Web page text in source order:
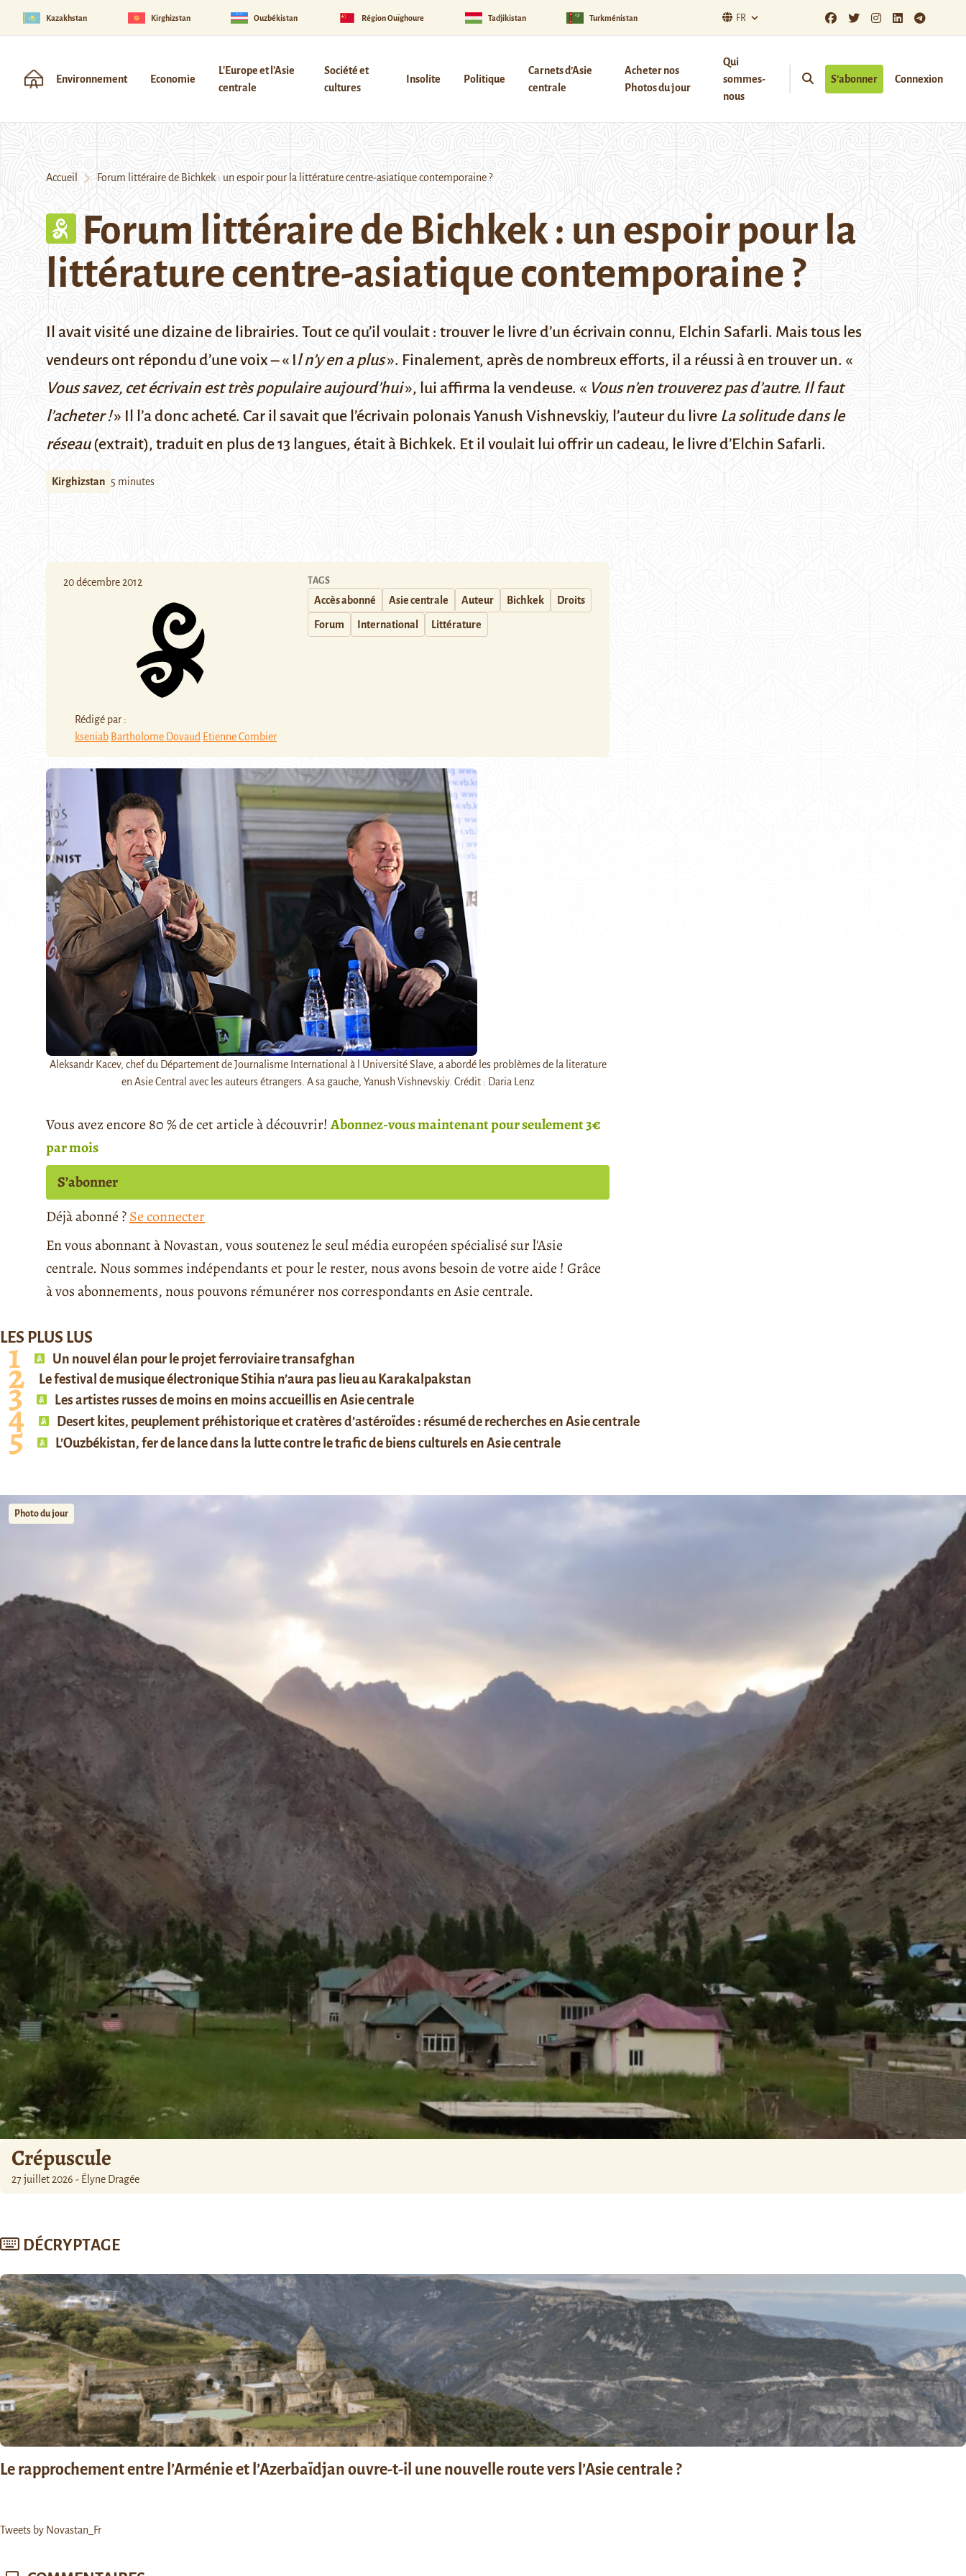
Kazakhstan Kirghizstan Ouzbékistan Région Ouïghoure Tadjikistan Turkménistan FR
Environnement Economie
L'Europe et l'Asie
centrale
Société et
cultures
Insolite Politique
Carnets d’Asie
centrale
Acheter nos
Photos du jour
Qui
sommes-
nous
S’abonner Connexion
Accueil Forum littéraire de Bichkek : un espoir pour la littérature centre-asiatique contemporaine ?
Forum littéraire de Bichkek : un espoir pour la
littérature centre-asiatique contemporaine ?
Il avait visité une dizaine de librairies. Tout ce qu’il voulait : trouver le livre d’un écrivain connu, Elchin Safarli. Mais tous les
vendeurs ont répondu d’une voix – « Il n’y en a plus». Finalement, après de nombreux efforts, il a réussi à en trouver un. «
Vous savez, cet écrivain est très populaire aujourd’hui», lui affirma la vendeuse. « Vous n’en trouverez pas d’autre. Il faut
l’acheter !» Il l’a donc acheté. Car il savait que l’écrivain polonais Yanush Vishnevskiy, l’auteur du livre La solitude dans le
réseau(extrait), traduit en plus de 13 langues, était à Bichkek. Et il voulait lui offrir un cadeau, le livre d’Elchin Safarli.
Kirghizstan 5 minutes
20 décembre 2012
Rédigé par :
kseniab Bartholome Dovaud Etienne Combier
TAGS
Accès abonné Asie centrale Auteur Bichkek Droits
Forum International Littérature
Aleksandr Kacev, chef du Département de Journalisme International à l Université Slave, a abordé les problèmes de la literature
en Asie Central avec les auteurs étrangers. A sa gauche, Yanush Vishnevskiy. Crédit : Daria Lenz
Vous avez encore 80 % de cet article à découvrir!Abonnez-vous maintenant pour seulement 3€
par mois
S’abonner
Déjà abonné ?Se connecter
En vous abonnant à Novastan, vous soutenez le seul média européen spécialisé sur l'Asie
centrale. Nous sommes indépendants et pour le rester, nous avons besoin de votre aide ! Grâce
à vos abonnements, nous pouvons rémunérer nos correspondants en Asie centrale.
LES PLUS LUS
Un nouvel élan pour le projet ferroviaire transafghan
Le festival de musique électronique Stihia n’aura pas lieu au Karakalpakstan
Les artistes russes de moins en moins accueillis en Asie centrale
Desert kites, peuplement préhistorique et cratères d’astéroïdes : résumé de recherches en Asie centrale
L’Ouzbékistan, fer de lance dans la lutte contre le trafic de biens culturels en Asie centrale
Photo du jour
Crépuscule
27 juillet 2026 - Élyne Dragée
DÉCRYPTAGE
Le rapprochement entre l’Arménie et l’Azerbaïdjan ouvre-t-il une nouvelle route vers l’Asie centrale ?
Tweets by Novastan_Fr